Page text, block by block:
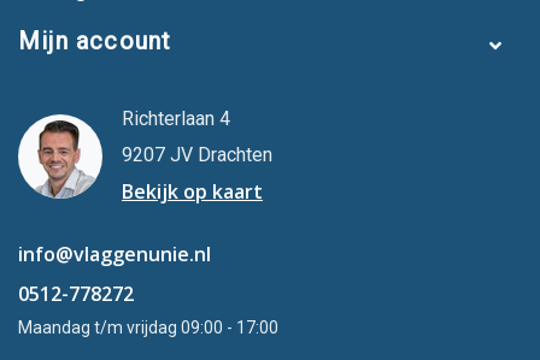
Mijn account
Richterlaan 4
9207 JV Drachten
Bekijk op kaart
info@vlaggenunie.nl
0512-778272
Maandag t/m vrijdag 09:00 - 17:00